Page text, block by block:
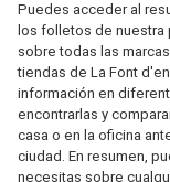
Puedes acceder al
los folletos de
sobre todas las
tiendas de La Font
información en
encontrarlas y
casa o en la oficina
ciudad. En resumen,
necesitas sobre